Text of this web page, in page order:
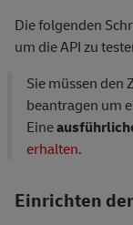
Die folgenden
um die API zu
Sie müssen den
beantragen um
Eine
erhalten.
Einrichten